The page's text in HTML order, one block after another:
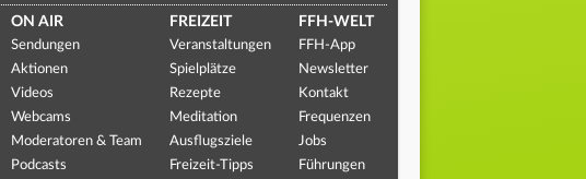
ON AIR
Sendungen
Aktionen
Videos
Webcams
Moderatoren & Team
Podcasts
FREIZEIT
Veranstaltungen
Spielplätze
Rezepte
Meditation
Ausflugsziele
Freizeit-Tipps
FFH-WELT
FFH-App
Newsletter
Kontakt
Frequenzen
Jobs
Führungen